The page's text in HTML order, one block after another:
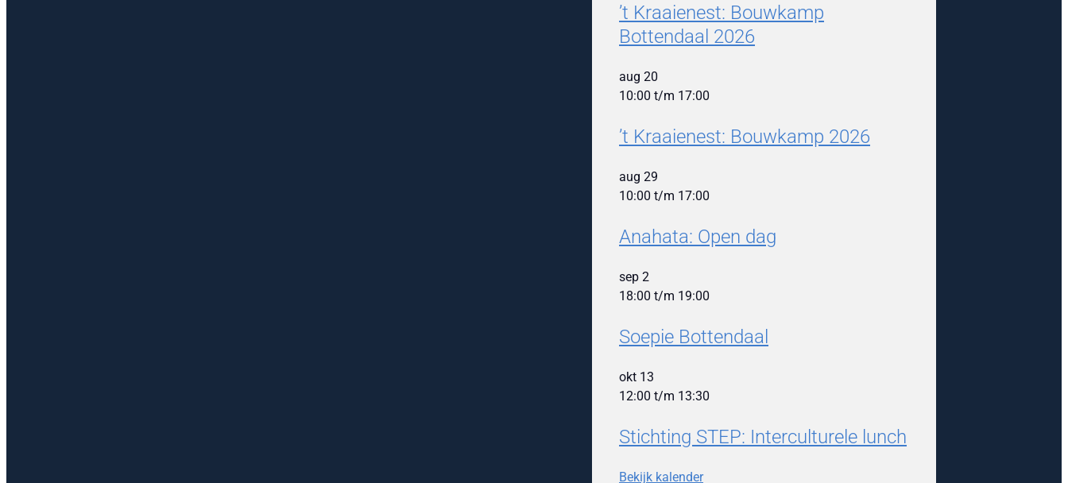
’t Kraaienest: Bouwkamp
Bottendaal 2026
aug20
10:00 t/m 17:00
’t Kraaienest: Bouwkamp 2026
aug29
10:00 t/m 17:00
Anahata: Open dag
sep2
18:00 t/m 19:00
Soepie Bottendaal
okt 13
12:00 t/m 13:30
Stichting STEP: Interculturele lunch
Bekijk kalender